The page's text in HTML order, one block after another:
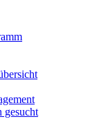
gesucht